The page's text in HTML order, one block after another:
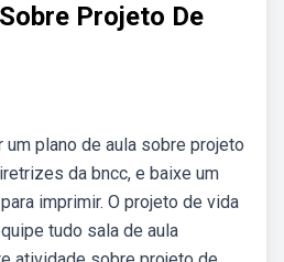
Projeto De
um plano de aula sobre projeto
da bncc, e baixe um
imprimir. O projeto de vida
tudo sala de aula